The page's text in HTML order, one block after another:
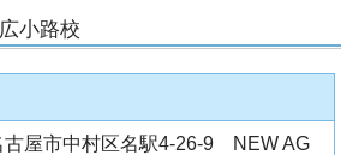
小路校
古屋市中村区名駅4-26-9 NEW AG